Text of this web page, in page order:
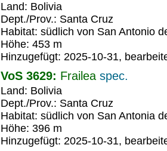
Land: Bolivia
Dept./Prov.: Santa Cruz
Habitat: südlich von San Antonio
Höhe: 453 m
Hinzugefügt: 2025-10-31,
VoS 3629: Frailea spec.
Land: Bolivia
Dept./Prov.: Santa Cruz
Habitat: südlich von San Antonia
Höhe: 396 m
Hinzugefügt: 2025-10-31,